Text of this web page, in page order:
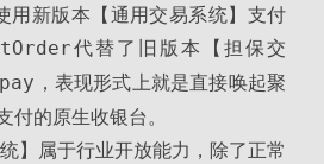
用新版本【通用交易系统】支付
代替了旧版本【担保交
，表现形式上就是直接唤起聚
的原生收银台。
】属于行业开放能力，除了正常